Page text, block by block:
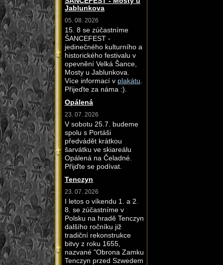
Jablunkova
05. 08. 2026
15. 8 se zúčastníme
ŠANCEFEST -
jedinečného kulturního a
historického festivalu v
opevnění Velká Šance,
Mosty u Jablunkova.
Více informací v plakátu.
Přijeďte za náma :).
Opálená
23. 07. 2026
V sobotu 25.7. budeme
spolu s Portáši
předvádět krátkou
šarvátku ve skiareálu
Opálená na Čeladné.
Přijďte se podívat.
Tenczyn
23. 07. 2026
I letos o víkendu 1. a 2.
8. se zúčastníme v
Polsku na hradě Tenczyn
dalšího ročníku již
tradiční rekonstrukce
bitvy z roku 1655,
nazvané "Obrona Zamku
Tenczyn przed Szwedem